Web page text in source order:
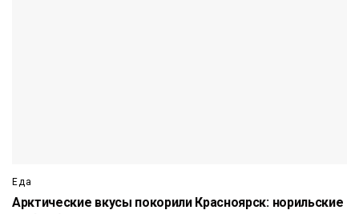
Еда
Арктические вкусы покорили Красноярск: норильские